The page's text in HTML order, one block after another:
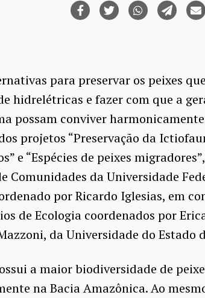
para preservar os peixes
hidrelétricas e fazer com que a
possam conviver
projetos “Preservação da
e “Espécies de peixes
Comunidades da Universidade
por Ricardo Iglesias, em
de Ecologia coordenados por
da Universidade do Estado
a maior biodiversidade de
na Bacia Amazônica. Ao